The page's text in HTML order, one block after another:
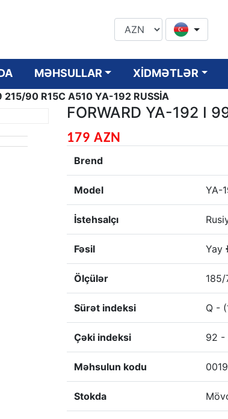
MƏHSULLAR XİDMƏTLƏR
215/90 R15C A510 YA-192 RUSSİA
FORWARD YA-192 I
179 AZN
Brend
Model YA-
İstehsalçı
Fəsil Yay
Ölçülər 185/
Sürət indeksi Q -
Çəki indeksi 92 -
Məhsulun kodu
Stokda